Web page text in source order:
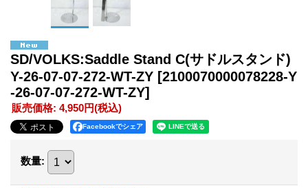
SD/VOLKS:Saddle Stand C(サドルスタンド)
Y-26-07-07-272-WT-ZY [2100070000078228-Y
-26-07-07-272-WT-ZY]
販売価格: 4,950円(税込)
Facebookでシェア
数量: